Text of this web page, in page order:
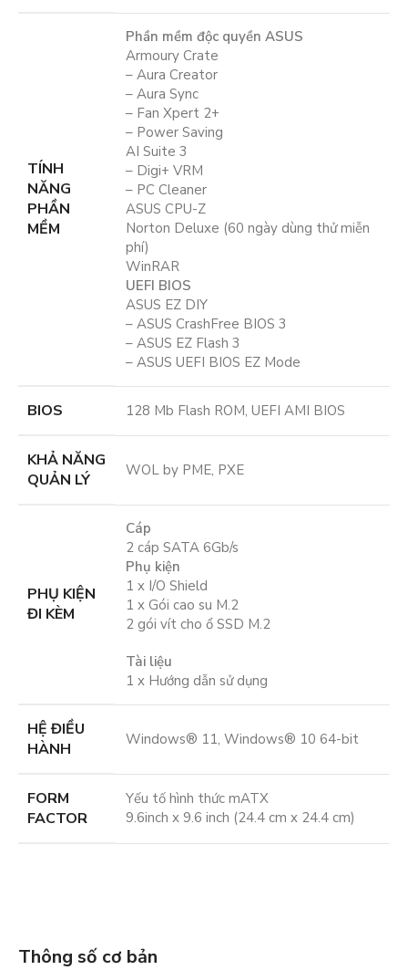
TÍNH
NĂNG
PHẦN
MỀM
Phần mềm độc quyền ASUS
Armoury Crate
– Aura Creator
– Aura Sync
– Fan Xpert 2+
– Power Saving
AI Suite 3
– Digi+ VRM
– PC Cleaner
ASUS CPU-Z
Norton Deluxe (60 ngày dùng thử miễn
phí)
WinRAR
UEFI BIOS
ASUS EZ DIY
– ASUS CrashFree BIOS 3
– ASUS EZ Flash 3
– ASUS UEFI BIOS EZ Mode
BIOS 128 Mb Flash ROM, UEFI AMI BIOS
KHẢ NĂNG
QUẢN LÝ
WOL by PME, PXE
PHỤ KIỆN
ĐI KÈM
Cáp
2 cáp SATA 6Gb/s
Phụ kiện
1 x I/O Shield
1 x Gói cao su M.2
2 gói vít cho ổ SSD M.2
Tài liệu
1 x Hướng dẫn sử dụng
HỆ ĐIỀU
HÀNH
Windows® 11, Windows® 10 64-bit
FORM
FACTOR
Yếu tố hình thức mATX
9.6inch x 9.6 inch (24.4 cm x 24.4 cm)
Thông số cơ bản